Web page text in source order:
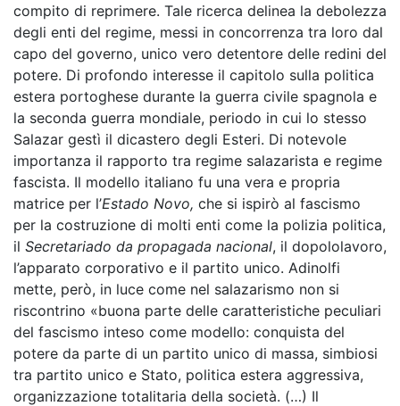
compito di reprimere. Tale ricerca delinea la debolezza
degli enti del regime, messi in concorrenza tra loro dal
capo del governo, unico vero detentore delle redini del
potere. Di profondo interesse il capitolo sulla politica
estera portoghese durante la guerra civile spagnola e
la seconda guerra mondiale, periodo in cui lo stesso
Salazar gestì il dicastero degli Esteri. Di notevole
importanza il rapporto tra regime salazarista e regime
fascista. Il modello italiano fu una vera e propria
matrice per l’Estado Novo, che si ispirò al fascismo
per la costruzione di molti enti come la polizia politica,
il Secretariado da propagada nacional, il dopololavoro,
l’apparato corporativo e il partito unico. Adinolfi
mette, però, in luce come nel salazarismo non si
riscontrino «buona parte delle caratteristiche peculiari
del fascismo inteso come modello: conquista del
potere da parte di un partito unico di massa, simbiosi
tra partito unico e Stato, politica estera aggressiva,
organizzazione totalitaria della società. (…) Il